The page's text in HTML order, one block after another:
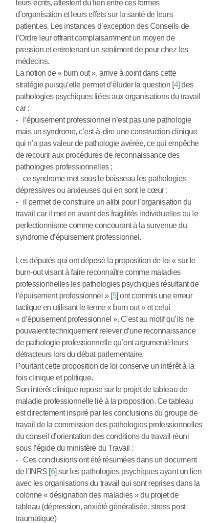
leurs écrits, attestent du lien entre ces formes
d’organisation et leurs effets sur la santé de leurs
patient.es. Les instances d’exception des Conseils de
l’Ordre leur offrant complaisamment un moyen de
pression et entretenant un sentiment de peur chez les
médecins.
La notion de « burn out », arrive à point dans cette
stratégie puisqu’elle permet d’éluder la question [4] des
pathologies psychiques liées aux organisations du travail
car :
- l’épuisement professionnel n’est pas une pathologie
mais un syndrome, c’est-à-dire une construction clinique
qui n’a pas valeur de pathologie avérée, ce qui empêche
de recourir aux procédures de reconnaissance des
pathologies professionnelles ;
- ce syndrome met sous le boisseau les pathologies
dépressives ou anxieuses qui en sont le cœur ;
- il permet de construire un alibi pour l’organisation du
travail car il met en avant des fragilités individuelles ou le
perfectionnisme comme concourant à la survenue du
syndrome d’épuisement professionnel.
Les députés qui ont déposé la proposition de loi « sur le
burn-out visant à faire reconnaître comme maladies
professionnelles les pathologies psychiques résultant de
l’épuisement professionnel »[5] ont commis une erreur
tactique en utilisant le terme « burn out » et celui
« d’épuisement professionnel ». C’est au motif qu’ils ne
pouvaient techniquement relever d’une reconnaissance
de pathologie professionnelle qu’ont argumenté leurs
détracteurs lors du débat parlementaire.
Pourtant cette proposition de loi conserve un intérêt à la
fois clinique et politique.
Son intérêt clinique repose sur le projet de tableau de
maladie professionnelle lié à la proposition. Ce tableau
est directement inspiré par les conclusions du groupe de
travail de la commission des pathologies professionnelles
du conseil d’orientation des conditions du travail réuni
sous l’égide du ministère du Travail :
- Ces conclusions ont été résumées dans un document
de l’INRS [6] sur les pathologies psychiques ayant un lien
avec les organisations du travail qui sont reprises dans la
colonne « désignation des maladies » du projet de
tableau (dépression, anxiété généralisée, stress post
traumatique)